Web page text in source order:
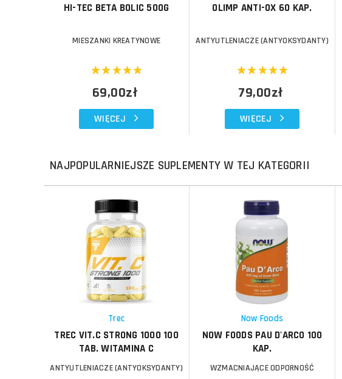
HI-TEC BETA BOLIC 500G
MIESZANKI KREATYNOWE
69,00zł
WIĘCEJ
OLIMP ANTI-OX 60 KAP.
ANTYUTLENIACZE (ANTYOKSYDANTY)
79,00zł
WIĘCEJ
NAJPOPULARNIEJSZE SUPLEMENTY W TEJ KATEGORII
Trec
TREC VIT.C STRONG 1000 100
TAB. WITAMINA C
ANTYUTLENIACZE (ANTYOKSYDANTY)
Now Foods
NOW FOODS PAU D'ARCO 100
KAP.
WZMACNIAJĄCE ODPORNOŚĆ